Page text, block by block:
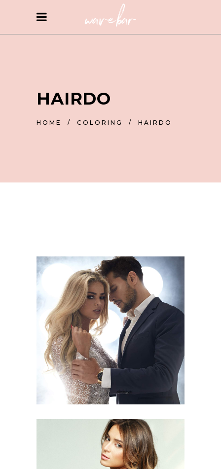
HAIRDO
HOME / COLORING / HAIRDO